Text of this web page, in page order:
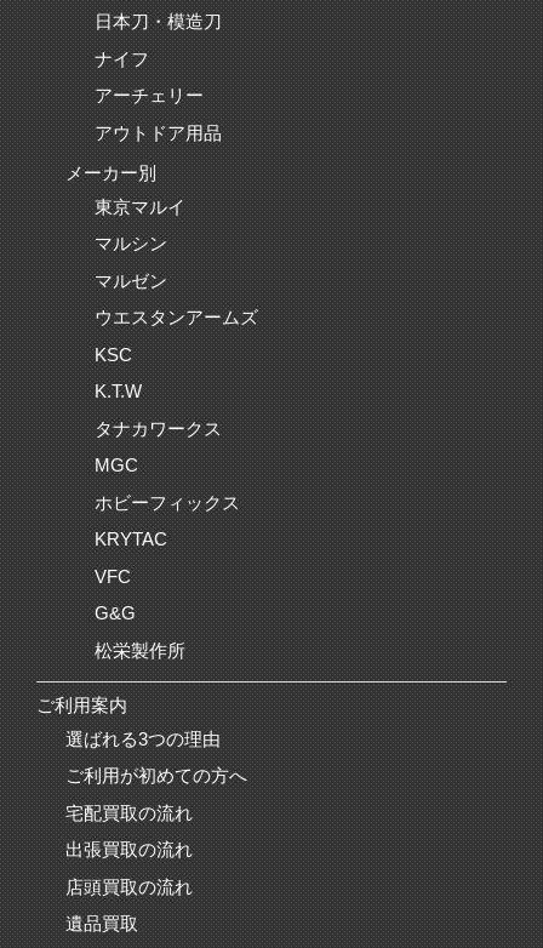
日本刀・模造刀
ナイフ
アーチェリー
アウトドア用品
メーカー別
東京マルイ
マルシン
マルゼン
ウエスタンアームズ
KSC
K.T.W
タナカワークス
MGC
ホビーフィックス
KRYTAC
VFC
G&G
松栄製作所
ご利用案内
選ばれる3つの理由
ご利用が初めての方へ
宅配買取の流れ
出張買取の流れ
店頭買取の流れ
遺品買取